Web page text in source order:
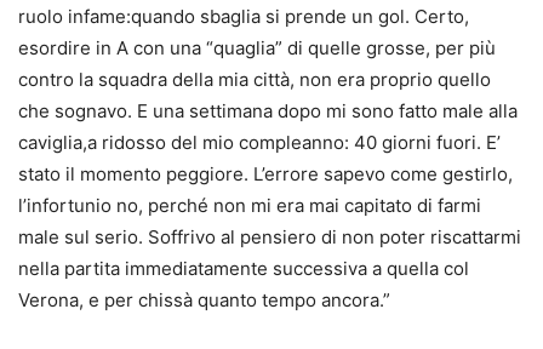
ruolo infame:quando sbaglia si prende un gol. Certo,
esordire in A con una “quaglia” di quelle grosse, per più
contro la squadra della mia città, non era proprio quello
che sognavo. E una settimana dopo mi sono fatto male alla
caviglia,a ridosso del mio compleanno: 40 giorni fuori. E’
stato il momento peggiore. L’errore sapevo come gestirlo,
l’infortunio no, perché non mi era mai capitato di farmi
male sul serio. Soffrivo al pensiero di non poter riscattarmi
nella partita immediatamente successiva a quella col
Verona, e per chissà quanto tempo ancora.”